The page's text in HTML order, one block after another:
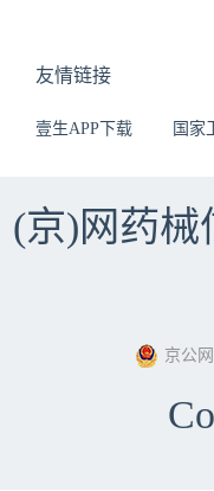
友情链接
壹生APP下载 国家
(京)网药械
京公